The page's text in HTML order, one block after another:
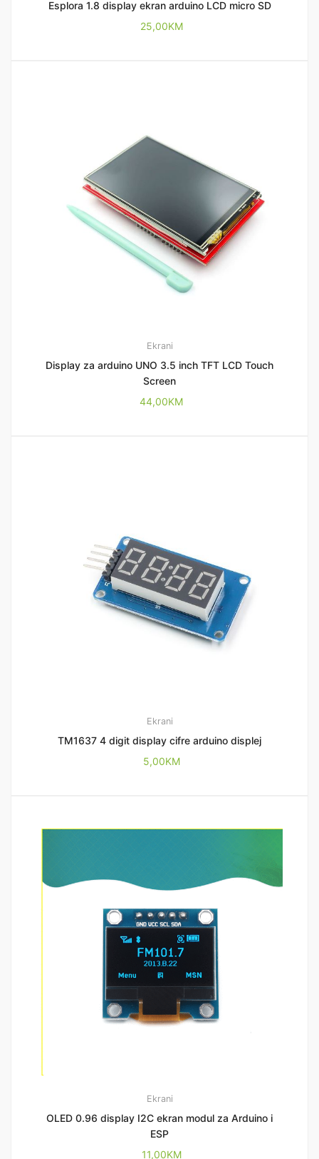
Esplora 1.8 display ekran arduino LCD micro SD
25,00KM
Ekrani
Display za arduino UNO 3.5 inch TFT LCD Touch
Screen
44,00KM
Ekrani
TM1637 4 digit display cifre arduino displej
5,00KM
Ekrani
OLED 0.96 display I2C ekran modul za Arduino i
ESP
11,00KM